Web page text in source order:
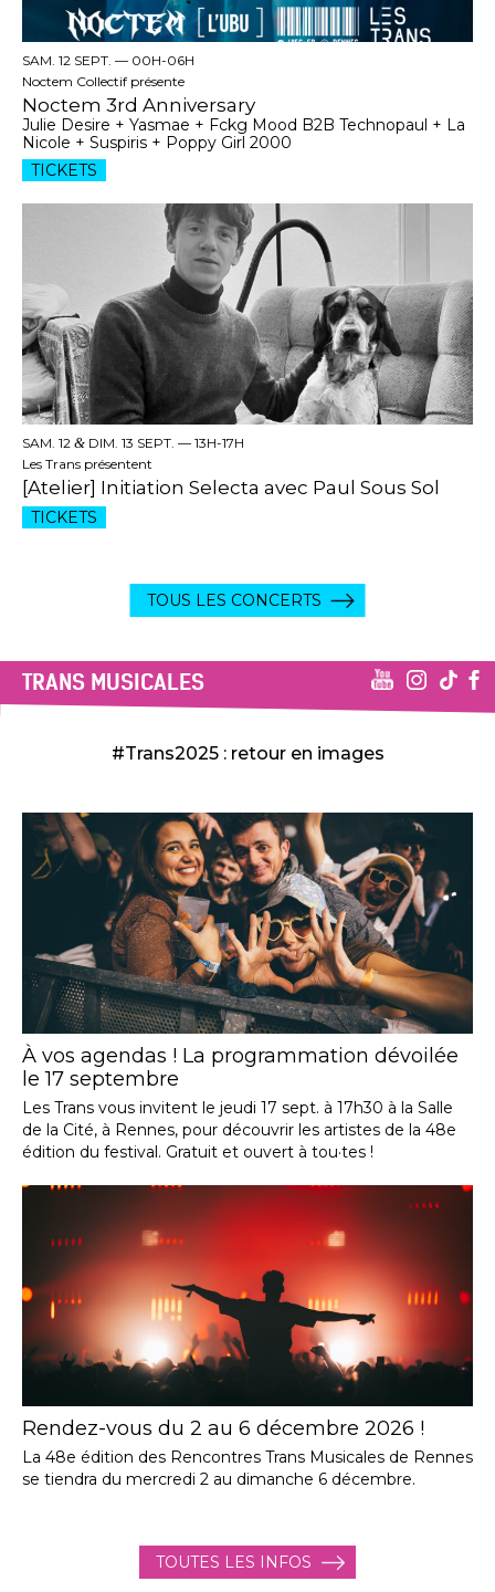
SAM. 12 SEPT. — 00H-06H
Noctem Collectif présente
Noctem 3rd Anniversary
Julie Desire + Yasmae + Fckg Mood B2B Technopaul + La
Nicole + Suspiris + Poppy Girl 2000
TICKETS
SAM. 12 & DIM. 13 SEPT. — 13H-17H
Les Trans présentent
[Atelier] Initiation Selecta avec Paul Sous Sol
TICKETS
TOUS LES CONCERTS
TRANS MUSICALES
#Trans2025 : retour en images
À vos agendas ! La programmation dévoilée
le 17 septembre
Les Trans vous invitent le jeudi 17 sept. à 17h30 à la Salle
de la Cité, à Rennes, pour découvrir les artistes de la 48e
édition du festival. Gratuit et ouvert à tou·tes !
Rendez-vous du 2 au 6 décembre 2026 !
La 48e édition des Rencontres Trans Musicales de Rennes
se tiendra du mercredi 2 au dimanche 6 décembre.
TOUTES LES INFOS